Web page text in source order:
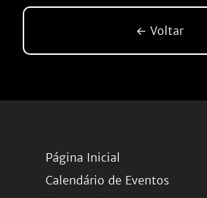
← Voltar
Página Inicial
Calendário de Eventos